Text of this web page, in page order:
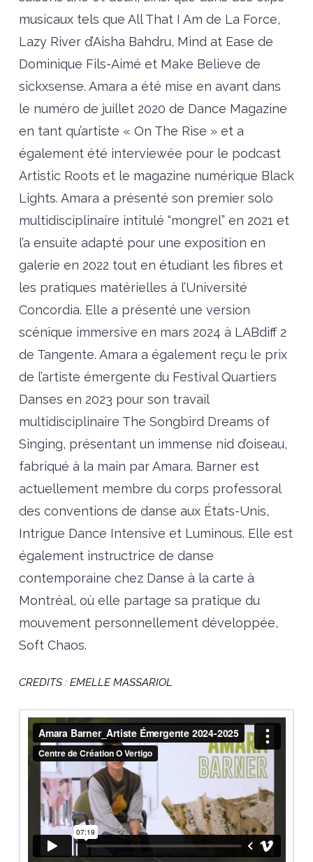
musicaux tels que All That I Am de La Force,
Lazy River d’Aisha Bahdru, Mind at Ease de
Dominique Fils-Aimé et Make Believe de
sickxsense. Amara a été mise en avant dans
le numéro de juillet 2020 de Dance Magazine
en tant qu’artiste « On The Rise » et a
également été interviewée pour le podcast
Artistic Roots et le magazine numérique Black
Lights. Amara a présenté son premier solo
multidisciplinaire intitulé “mongrel” en 2021 et
l’a ensuite adapté pour une exposition en
galerie en 2022 tout en étudiant les fibres et
les pratiques matérielles à l’Université
Concordia. Elle a présenté une version
scénique immersive en mars 2024 à LABdiff 2
de Tangente. Amara a également reçu le prix
de l’artiste émergente du Festival Quartiers
Danses en 2023 pour son travail
multidisciplinaire The Songbird Dreams of
Singing, présentant un immense nid d’oiseau,
fabriqué à la main par Amara. Barner est
actuellement membre du corps professoral
des conventions de danse aux États-Unis,
Intrigue Dance Intensive et Luminous. Elle est
également instructrice de danse
contemporaine chez Danse à la carte à
Montréal, où elle partage sa pratique du
mouvement personnellement développée,
Soft Chaos.
CREDITS : EMELLE MASSARIOL